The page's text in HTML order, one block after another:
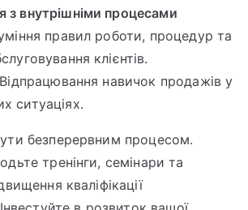
з внутрішніми процесами
правил роботи, процедур та
клієнтів.
Відпрацювання навичок продажів у
ситуаціях.
безперервним процесом.
тренінги, семінари та
кваліфікації